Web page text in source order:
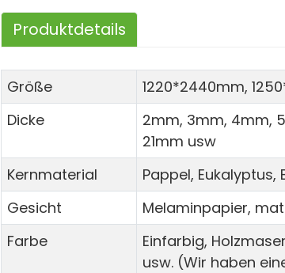
Produktdetails
Größe
1220*2440mm,
Dicke
2mm, 3mm, 4mm,
21mm usw
Kernmaterial
Pappel, Eukalyptus,
Gesicht
Melaminpapier,
Farbe
Einfarbig,
usw. (Wir haben